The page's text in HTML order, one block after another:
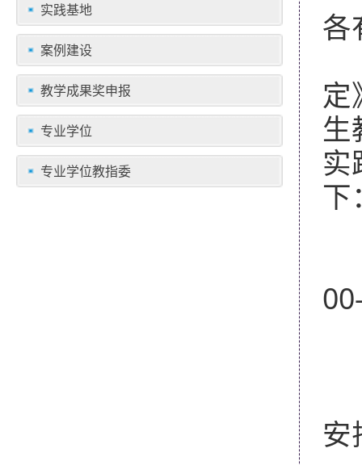
实践基地
案例建设
教学成果奖申报
专业学位
专业学位教指委
各
定
生
实
下
安